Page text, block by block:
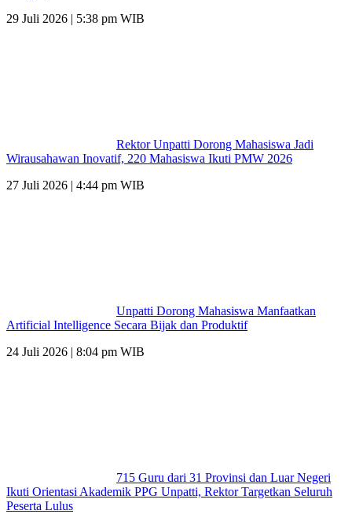
29 Juli 2026 | 5:38 pm WIB
Rektor Unpatti Dorong Mahasiswa Jadi
Wirausahawan Inovatif, 220 Mahasiswa Ikuti PMW 2026
27 Juli 2026 | 4:44 pm WIB
Unpatti Dorong Mahasiswa Manfaatkan
Artificial Intelligence Secara Bijak dan Produktif
24 Juli 2026 | 8:04 pm WIB
715 Guru dari 31 Provinsi dan Luar Negeri
Ikuti Orientasi Akademik PPG Unpatti, Rektor Targetkan Seluruh
Peserta Lulus